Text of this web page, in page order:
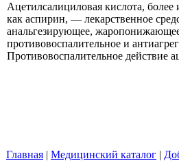
Ацетилсалициловая кислота, более
как аспирин, — лекарственное
анальгезирующее,
противовоспалительное и
Противовоспалительное действие
Главная | Медицинский каталог |